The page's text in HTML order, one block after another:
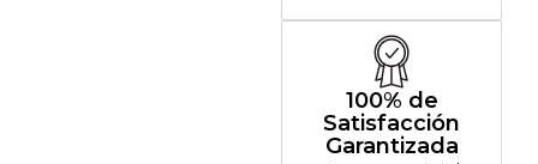
100% de
Satisfacción
Garantizada